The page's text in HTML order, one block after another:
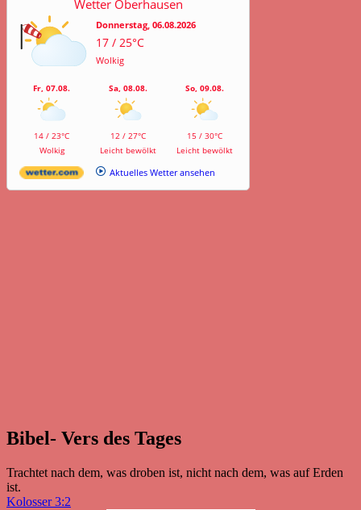
Wetter Oberhausen
Donnerstag, 06.08.2026
17 / 25°C
Wolkig
Fr, 07.08.
14 / 23°C
Wolkig
Sa, 08.08.
12 / 27°C
Leicht bewölkt
So, 09.08.
15 / 30°C
Leicht bewölkt
Aktuelles Wetter ansehen
Bibel- Vers des Tages
Trachtet nach dem, was droben ist, nicht nach dem, was auf Erden
ist.
Kolosser 3:2